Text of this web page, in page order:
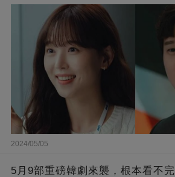
界的嘴替！
2024/05/05
5月9部重磅韓劇來襲，根本看不完